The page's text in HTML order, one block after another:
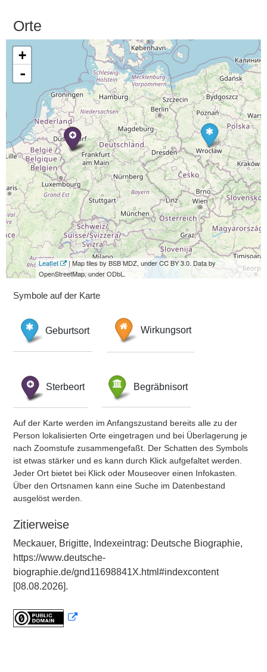
Orte
+
-
Leaflet
| Map tiles by BSB MDZ, under CC BY 3.0. Data by
OpenStreetMap, under ODbL.
Symbole auf der Karte
Geburtsort Wirkungsort
Sterbeort Begräbnisort
Auf der Karte werden im Anfangszustand bereits alle zu der
Person lokalisierten Orte eingetragen und bei Überlagerung je
nach Zoomstufe zusammengefaßt. Der Schatten des Symbols
ist etwas stärker und es kann durch Klick aufgefaltet werden.
Jeder Ort bietet bei Klick oder Mouseover einen Infokasten.
Über den Ortsnamen kann eine Suche im Datenbestand
ausgelöst werden.
Zitierweise
Meckauer, Brigitte, Indexeintrag: Deutsche Biographie,
https://www.deutsche-
biographie.de/gnd11698841X.html#indexcontent
[08.08.2026].